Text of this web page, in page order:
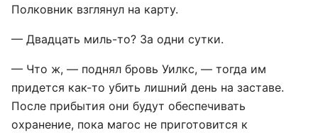
Полковник взглянул на карту.
— Двадцать миль-то? За одни сутки.
— Что ж, — поднял бровь Уилкс, — тогда им
придется как-то убить лишний день на заставе.
После прибытия они будут обеспечивать
охранение, пока магос не приготовится к